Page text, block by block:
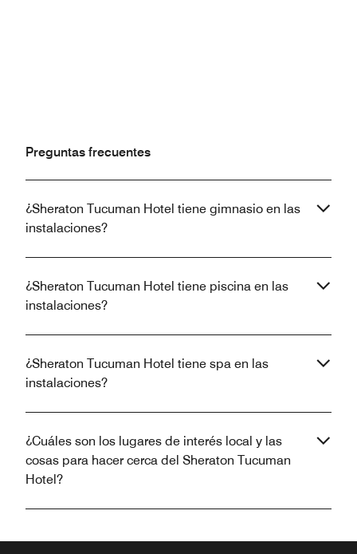
Preguntas frecuentes
¿Sheraton Tucuman Hotel tiene gimnasio en las
instalaciones?
¿Sheraton Tucuman Hotel tiene piscina en las
instalaciones?
¿Sheraton Tucuman Hotel tiene spa en las
instalaciones?
¿Cuáles son los lugares de interés local y las
cosas para hacer cerca del Sheraton Tucuman
Hotel?